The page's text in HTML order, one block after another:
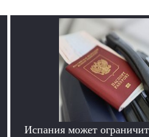
Испания может